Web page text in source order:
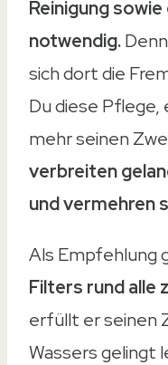
Reinigung
notwendig.
sich dort die
Du diese
mehr seinen
verbreiten
und vermehren
Als Empfehlung
Filters rund alle
erfüllt er seinen
Wassers gelingt